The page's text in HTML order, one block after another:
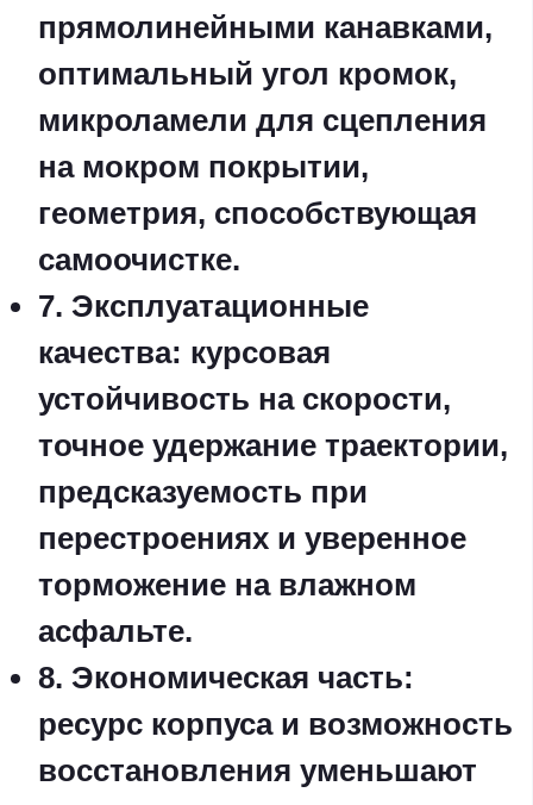
прямолинейными канавками,
оптимальный угол кромок,
микроламели для сцепления
на мокром покрытии,
геометрия, способствующая
самоочистке.
7. Эксплуатационные
качества: курсовая
устойчивость на скорости,
точное удержание траектории,
предсказуемость при
перестроениях и уверенное
торможение на влажном
асфальте.
8. Экономическая часть:
ресурс корпуса и возможность
восстановления уменьшают